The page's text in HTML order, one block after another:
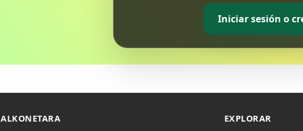
Iniciar sesión o
ALKONETARA
EXPLORAR